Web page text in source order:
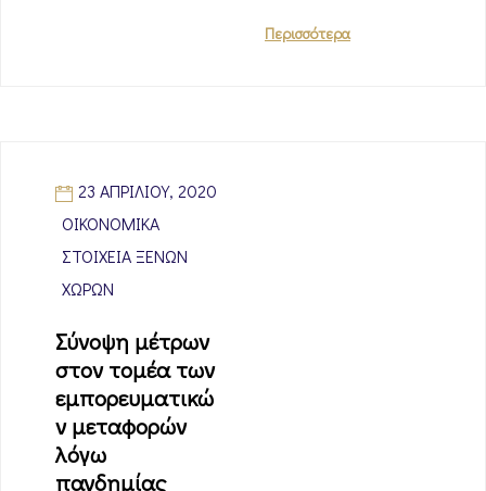
Περισσότερα
23 ΑΠΡΙΛΊΟΥ, 2020
ΟΙΚΟΝΟΜΙΚΆ
ΣΤΟΙΧΕΊΑ ΞΈΝΩΝ
ΧΩΡΏΝ
Σύνοψη μέτρων
στον τομέα των
εμπορευματικώ
ν μεταφορών
λόγω
πανδημίας